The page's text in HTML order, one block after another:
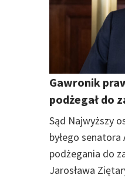
Gawronik
podżegał do
Sąd Najwyższy
byłego
podżegania do
Jarosława